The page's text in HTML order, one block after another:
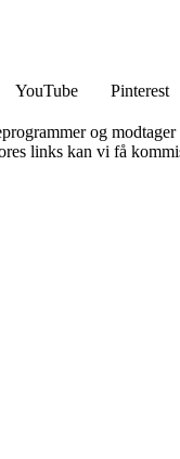
YouTube Pinterest
og
links kan vi få